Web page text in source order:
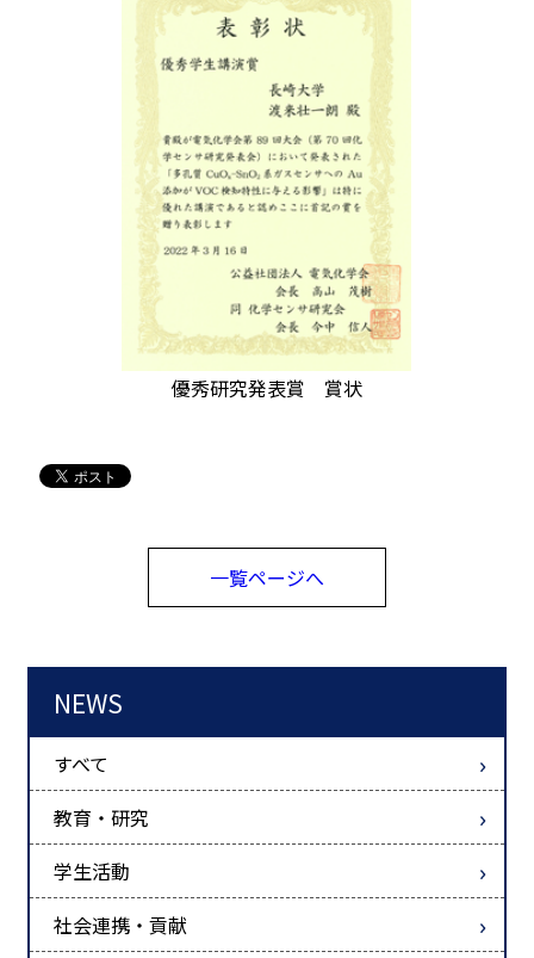
優秀研究発表賞 賞状
一覧ページへ
NEWS
すべて
教育・研究
学生活動
社会連携・貢献